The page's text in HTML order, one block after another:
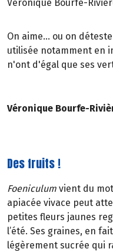
Véronique Bourfe-
On aime... ou on
utilisée notamment en
n'ont d'égal que ses
Véronique Bourfe-
Des fruits !
Foeniculum vient du
apiacée vivace peut
petites fleurs jaunes
l’été. Ses graines, en
légèrement sucrée qui